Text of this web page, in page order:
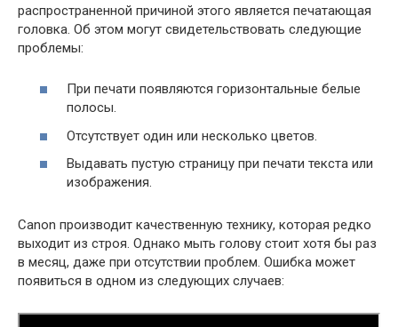
распространенной причиной этого является печатающая
головка. Об этом могут свидетельствовать следующие
проблемы:
При печати появляются горизонтальные белые
полосы.
Отсутствует один или несколько цветов.
Выдавать пустую страницу при печати текста или
изображения.
Canon производит качественную технику, которая редко
выходит из строя. Однако мыть голову стоит хотя бы раз
в месяц, даже при отсутствии проблем. Ошибка может
появиться в одном из следующих случаев: